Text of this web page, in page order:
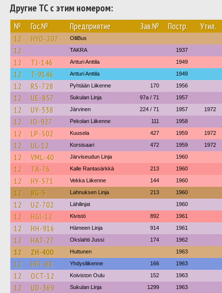
Другие ТС с этим номером:
№ Гос.№ Предприятие Зав.№ Постр. Утил.
12 HYO-207 OlliBus
12 TAKRA 1937
12 TJ-146 Artturi Anttila 1949
12 T-9146 Artturi Anttila 1949
12 RS-728 Pyhtään Liikenne 170 1956
12 UE-857 Sukulan Linja 97a / 71 1957
12 UY-338 Järvinen 224 / 71 1957 1972
12 IO-927 Pekolan Liikenne 111 1958
12 LP-502 Kuusela 427 1959 1972
12 UL-12 Korsisaari 472 1959 1972
12 VML-40 Järviseudun Linja 1960
12 TÄ-76 Kalle Rantasärkkä 213 1960
12 HY-571 Vekka Liikenne 144 1960
12 BG-5 Lahnuksen Linja 213 1960
12 UZ-702 Lähilinjat 1960
12 HGI-12 Kivistö 892 1961
12 HH-916 Hämeen Linja 914 1961
12 HAT-27 Okslahti Jussi 174 1962
12 ZH-400 Huttunen 1963
12 HFF-88 Yhdysliikenne 166 1963
12 OCT-12 Koiviston Oulu 152 1963
12 UD-369 Sukulan Linja 1299 1963